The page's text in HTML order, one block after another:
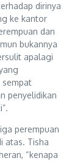
dirinya
ke kantor
dan
bukannya
apalagi
sempat
penyelidikan
perempuan
atas. Tisha
“kenapa